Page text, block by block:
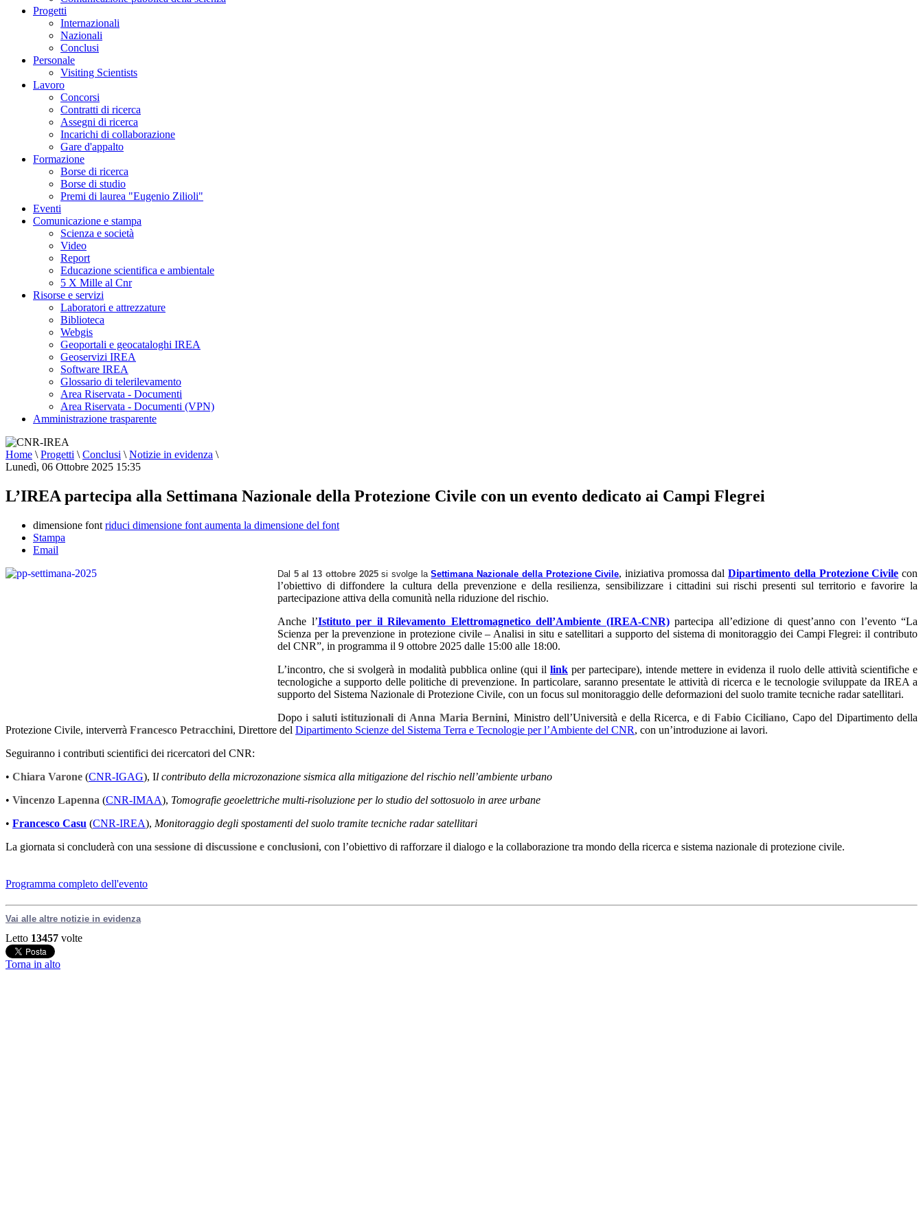
Progetti
Internazionali
Nazionali
Conclusi
Personale
Visiting Scientists
Lavoro
Concorsi
Contratti di ricerca
Assegni di ricerca
Incarichi di collaborazione
Gare d'appalto
Formazione
Borse di ricerca
Borse di studio
Premi di laurea "Eugenio Zilioli"
Eventi
Comunicazione e stampa
Scienza e società
Video
Report
Educazione scientifica e ambientale
5 X Mille al Cnr
Risorse e servizi
Laboratori e attrezzature
Biblioteca
Webgis
Geoportali e geocataloghi IREA
Geoservizi IREA
Software IREA
Glossario di telerilevamento
Area Riservata - Documenti
Area Riservata - Documenti (VPN)
Amministrazione trasparente
Home \ Progetti \ Conclusi \ Notizie in evidenza \
Lunedì, 06 Ottobre 2025 15:35
L’IREA partecipa alla Settimana Nazionale della Protezione Civile con un evento dedicato ai Campi Flegrei
dimensione font riduci dimensione font aumenta la dimensione del font
Stampa
Email
Dal 5 al 13 ottobre 2025si svolge laSettimana Nazionale della Protezione Civile, iniziativa promossa dalDipartimento della Protezione Civile con
l’obiettivo di diffondere la cultura della prevenzione e della resilienza, sensibilizzare i cittadini sui rischi presenti sul territorio e favorire la
partecipazione attiva della comunità nella riduzione del rischio.
Anche l’Istituto per il Rilevamento Elettromagnetico dell’Ambiente (IREA-CNR)partecipa all’edizione di quest’anno con l’evento “La
Scienza per la prevenzione in protezione civile – Analisi in situ e satellitari a supporto del sistema di monitoraggio dei Campi Flegrei: il contributo
del CNR”, in programma il 9 ottobre 2025 dalle 15:00 alle 18:00.
L’incontro, che si svolgerà in modalità pubblica online (qui il link per partecipare), intende mettere in evidenza il ruolo delle attività scientifiche e
tecnologiche a supporto delle politiche di prevenzione. In particolare, saranno presentate le attività di ricerca e le tecnologie sviluppate da IREA a
supporto del Sistema Nazionale di Protezione Civile, con un focus sul monitoraggio delle deformazioni del suolo tramite tecniche radar satellitari.
Dopo i saluti istituzionali di Anna Maria Bernini, Ministro dell’Università e della Ricerca, e di Fabio Ciciliano, Capo del Dipartimento della
Protezione Civile, interverrà Francesco Petracchini, Direttore del Dipartimento Scienze del Sistema Terra e Tecnologie per l’Ambiente del CNR, con un’introduzione ai lavori.
Seguiranno i contributi scientifici dei ricercatori del CNR:
• Chiara Varone (CNR-IGAG), Il contributo della microzonazione sismica alla mitigazione del rischio nell’ambiente urbano
• Vincenzo Lapenna (CNR-IMAA), Tomografie geoelettriche multi-risoluzione per lo studio del sottosuolo in aree urbane
• Francesco Casu (CNR-IREA), Monitoraggio degli spostamenti del suolo tramite tecniche radar satellitari
La giornata si concluderà con una sessione di discussione e conclusioni, con l’obiettivo di rafforzare il dialogo e la collaborazione tra mondo della ricerca e sistema nazionale di protezione civile.
Programma completo dell'evento
Vai alle altre notizie in evidenza
Letto 13457 volte
Torna in alto